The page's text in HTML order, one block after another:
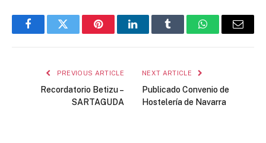
FacebookTwitter PinterestLinkedInTumblr WhatsAppEmail
PREVIOUS ARTICLE
Recordatorio Betizu –
SARTAGUDA
NEXT ARTICLE
Publicado Convenio de
Hostelería de Navarra